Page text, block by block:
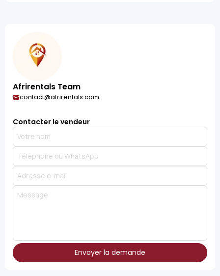
Afrirentals Team
contact@afrirentals.com
Contacter le vendeur
Envoyer la demande